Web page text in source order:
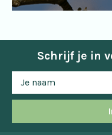
Schrijf je in